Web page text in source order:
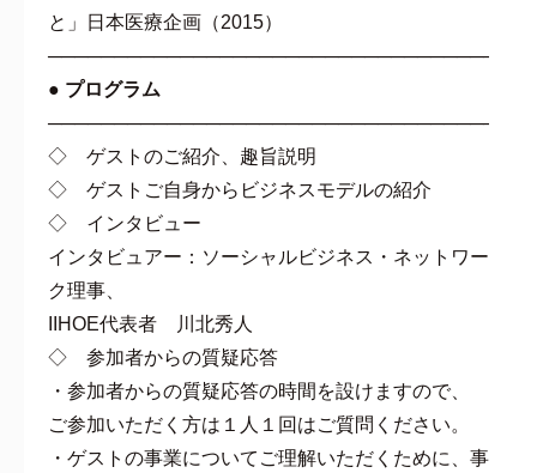
と」日本医療企画（2015）
───────────────────────────────────
● プログラム
───────────────────────────────────
◇ ゲストのご紹介、趣旨説明
◇ ゲストご自身からビジネスモデルの紹介
◇ インタビュー
インタビュアー：ソーシャルビジネス・ネットワー
ク理事、
IIHOE代表者 川北秀人
◇ 参加者からの質疑応答
・参加者からの質疑応答の時間を設けますので、
ご参加いただく方は１人１回はご質問ください。
・ゲストの事業についてご理解いただくために、事